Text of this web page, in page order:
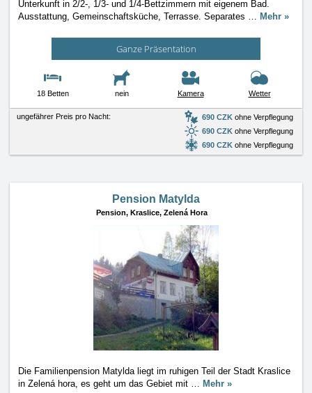
Unterkunft in 2/2-, 1/3- und 1/4-Bettzimmern mit eigenem Bad.
Ausstattung, Gemeinschaftsküche, Terrasse. Separates … Mehr »
Ganze Präsentation
18 Betten nein Kamera Wetter
ungefährer Preis pro Nacht: 690 CZK ohne Verpflegung
690 CZK ohne Verpflegung
690 CZK ohne Verpflegung
Pension Matylda
Pension, Kraslice, Zelená Hora
Die Familienpension Matylda liegt im ruhigen Teil der Stadt Kraslice
in Zelená hora, es geht um das Gebiet mit … Mehr »